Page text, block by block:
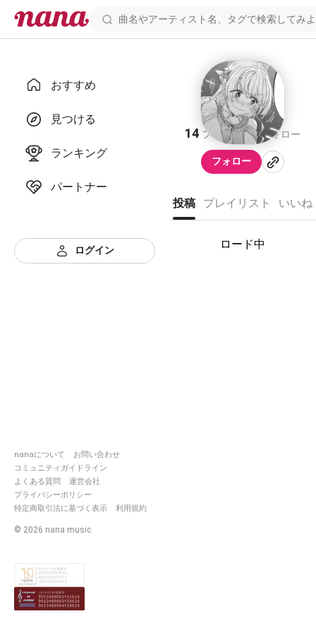
おすすめ
見つける
ランキング
パートナー
ログイン
nanaについて
お問い合わせ
コミュニティガイドライン
よくある質問
運営会社
プライバシーポリシー
特定商取引法に基づく表示
利用規約
© 2026 nana music
a
14 フォロワー3 フォロー
フォロー
投稿 プレイリスト いいね
ロード中